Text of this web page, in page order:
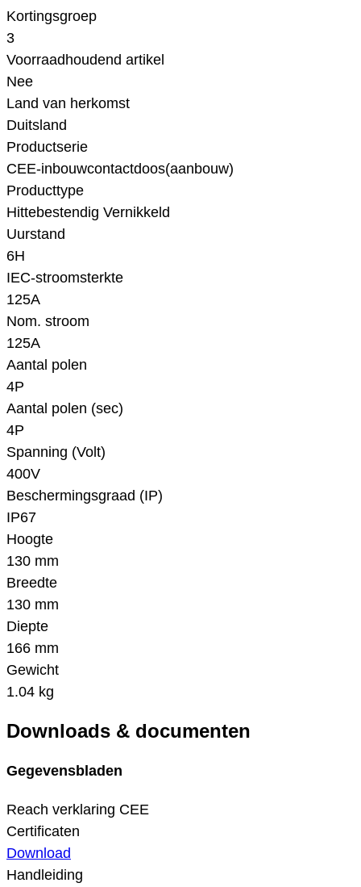
Kortingsgroep
3
Voorraadhoudend artikel
Nee
Land van herkomst
Duitsland
Productserie
CEE-inbouwcontactdoos(aanbouw)
Producttype
Hittebestendig Vernikkeld
Uurstand
6H
IEC-stroomsterkte
125A
Nom. stroom
125A
Aantal polen
4P
Aantal polen (sec)
4P
Spanning (Volt)
400V
Beschermingsgraad (IP)
IP67
Hoogte
130 mm
Breedte
130 mm
Diepte
166 mm
Gewicht
1.04 kg
Downloads & documenten
Gegevensbladen
Reach verklaring CEE
Certificaten
Download
Handleiding